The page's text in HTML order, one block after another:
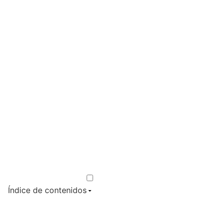
Índice de contenidos